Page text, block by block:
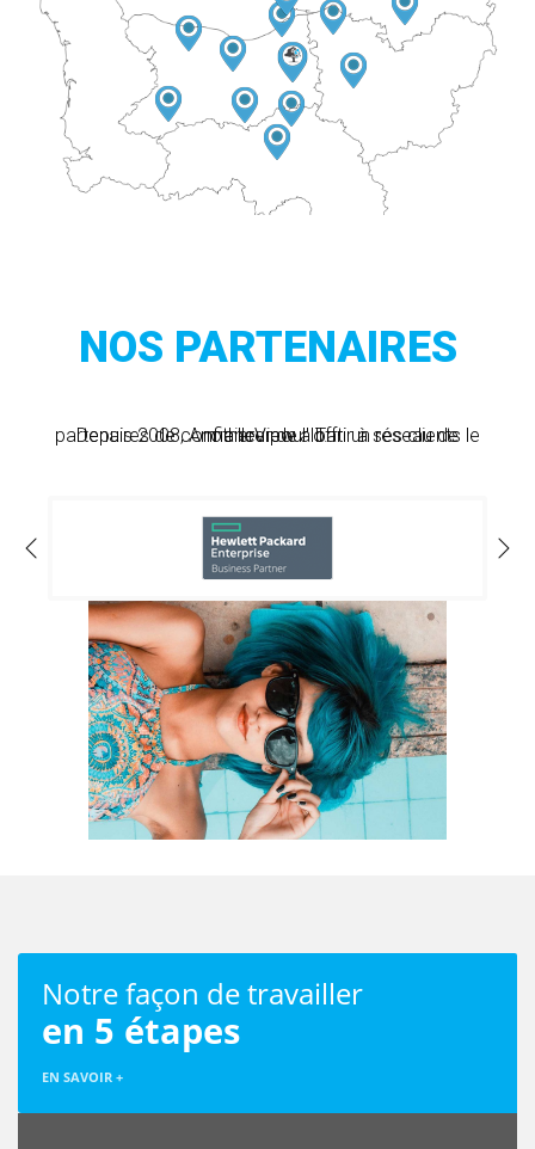
NOS PARTENAIRES
Depuis 2008, AnotherView a bati un réseau de partenaires de confiance pour offrir à ses clients le meilleur de l'IT.
Notre façon de travailler
en 5 étapes
EN SAVOIR +